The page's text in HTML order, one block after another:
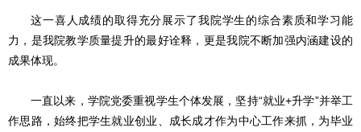
这一喜人成绩的取得充分展示了我院学生的综合素质和学习能
力，是我院教学质量提升的最好诠释，更是我院不断加强内涵建设的
成果体现。
一直以来，学院党委重视学生个体发展，坚持“就业+升学”并举工
作思路，始终把学生就业创业、成长成才作为中心工作来抓，为毕业